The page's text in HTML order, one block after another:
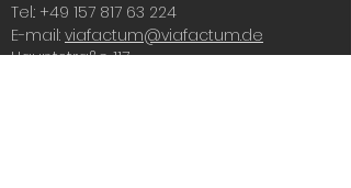
Tel.: +49 157 817 63 224
E-mail: viafactum@viafactum.de
Hauptstraße 117